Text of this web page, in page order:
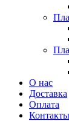
О нас
Доставка
Оплата
Контакты